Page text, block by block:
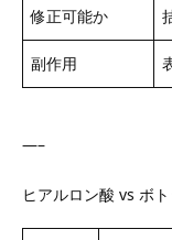
修正可能か
副作用
—–
ヒアルロン酸 vs ボ